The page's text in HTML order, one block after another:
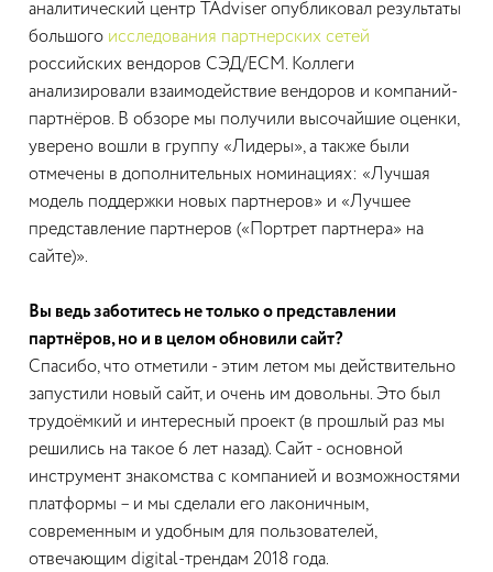
аналитический центр TAdviser опубликовал результаты
большого исследования партнерских сетей
российских вендоров СЭД/ECM. Коллеги
анализировали взаимодействие вендоров и компаний-
партнёров. В обзоре мы получили высочайшие оценки,
уверено вошли в группу «Лидеры», а также были
отмечены в дополнительных номинациях: «Лучшая
модель поддержки новых партнеров» и «Лучшее
представление партнеров («Портрет партнера» на
сайте)».
Вы ведь заботитесь не только о представлении
партнёров, но и в целом обновили сайт?
Спасибо, что отметили - этим летом мы действительно
запустили новый сайт, и очень им довольны. Это был
трудоёмкий и интересный проект (в прошлый раз мы
решились на такое 6 лет назад). Сайт - основной
инструмент знакомства с компанией и возможностями
платформы – и мы сделали его лаконичным,
современным и удобным для пользователей,
отвечающим digital-трендам 2018 года.